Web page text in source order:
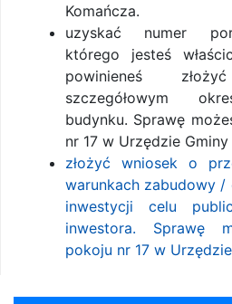
Komańcza.
uzyskać numer
którego jesteś
powinieneś
szczegółowym
budynku. Sprawę
nr 17 w Urzędzie Gminy
złożyć wniosek o
warunkach zabudowy /
inwestycji celu
inwestora. Sprawę
pokoju nr 17 w